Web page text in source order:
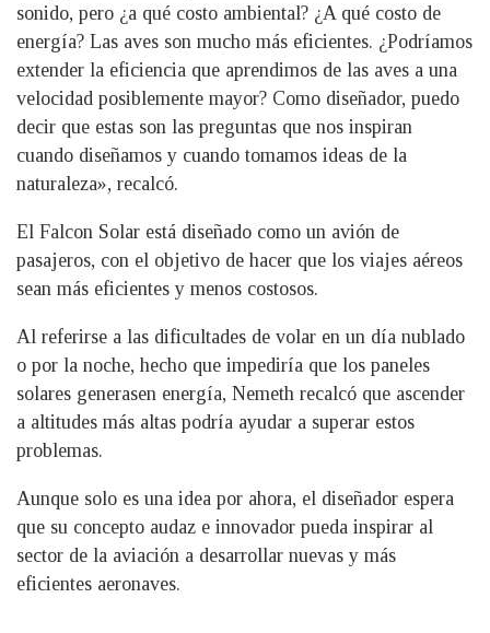
sonido, pero ¿a qué costo ambiental? ¿A qué costo de
energía? Las aves son mucho más eficientes. ¿Podríamos
extender la eficiencia que aprendimos de las aves a una
velocidad posiblemente mayor? Como diseñador, puedo
decir que estas son las preguntas que nos inspiran
cuando diseñamos y cuando tomamos ideas de la
naturaleza», recalcó.
El Falcon Solar está diseñado como un avión de
pasajeros, con el objetivo de hacer que los viajes aéreos
sean más eficientes y menos costosos.
Al referirse a las dificultades de volar en un día nublado
o por la noche, hecho que impediría que los paneles
solares generasen energía, Nemeth recalcó que ascender
a altitudes más altas podría ayudar a superar estos
problemas.
Aunque solo es una idea por ahora, el diseñador espera
que su concepto audaz e innovador pueda inspirar al
sector de la aviación a desarrollar nuevas y más
eficientes aeronaves.